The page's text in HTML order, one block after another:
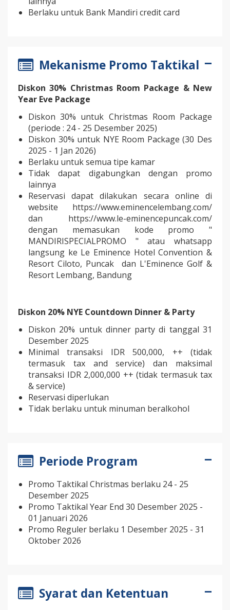
Berlaku untuk Bank Mandiri credit card
Mekanisme Promo Taktikal
Diskon 30% Christmas Room Package & New
Year Eve Package
Diskon 30% untuk Christmas Room Package
(periode : 24 - 25 Desember 2025)
Diskon 30% untuk NYE Room Package (30 Des
2025 - 1 Jan 2026)
Berlaku untuk semua tipe kamar
Tidak dapat digabungkan dengan promo
lainnya
Reservasi dapat dilakukan secara online di
website https://www.eminencelembang.com/
dan https://www.le-eminencepuncak.com/
dengan memasukan kode promo "
MANDIRISPECIALPROMO " atau whatsapp
langsung ke Le Eminence Hotel Convention &
Resort Ciloto, Puncak dan L'Eminence Golf &
Resort Lembang, Bandung
Diskon 20% NYE Countdown Dinner & Party
Diskon 20% untuk dinner party di tanggal 31
Desember 2025
Minimal transaksi IDR 500,000, ++ (tidak
termasuk tax and service) dan maksimal
transaksi IDR 2,000,000 ++ (tidak termasuk tax
& service)
Reservasi diperlukan
Tidak berlaku untuk minuman beralkohol
Periode Program
Promo Taktikal Christmas berlaku 24 - 25
Desember 2025
Promo Taktikal Year End 30 Desember 2025 -
01 Januari 2026
Promo Reguler berlaku 1 Desember 2025 - 31
Oktober 2026
Syarat dan Ketentuan